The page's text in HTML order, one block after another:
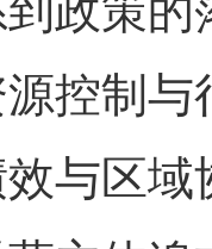
政策的
控制
与区